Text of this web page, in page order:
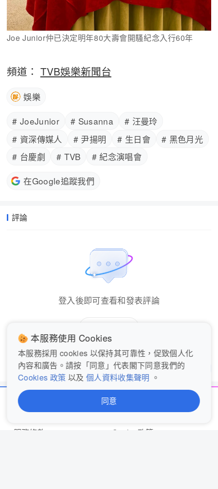
Joe Junior仲已決定明年80大壽會開騷紀念入行60年
頻道： TVB娛樂新聞台
娛樂
# JoeJunior # Susanna
# 汪曼玲
# 資深傳媒人
# 尹揚明 # 生日會
# 黑色月光
# 台慶劇
# TVB # 紀念演唱會
在Google追蹤我們
評論
登入後即可查看和發表評論
發表評論...
關於我們
服務條款
聯絡我們
Cookie政策
本服務使用 Cookies
本服務採用 cookies 以保持其可靠性，促致個人化
內容和廣告。請按「同意」代表閣下同意我們的
Cookies 政策 以及 個人資料收集聲明 。
同意